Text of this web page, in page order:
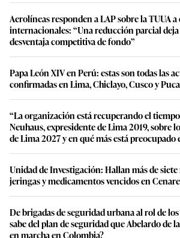
Aerolíneas responden a LAP sobre la TUUA a
internacionales: “Una reducción parcial
desventaja competitiva de fondo”
Papa León XIV en Perú: estas son todas las
confirmadas en Lima, Chiclayo, Cusco y
“La organización está recuperando el
Neuhaus, expresidente de Lima 2019, sobre
de Lima 2027 y en qué más está preocupado
Unidad de Investigación: Hallan más de
jeringas y medicamentos vencidos en
De brigadas de seguridad urbana al rol de
sabe del plan de seguridad que Abelardo de
en marcha en Colombia?